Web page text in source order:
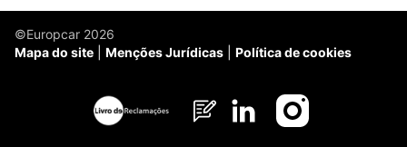
©Europcar 2026
Mapa do site
Menções Jurídicas Política de cookies